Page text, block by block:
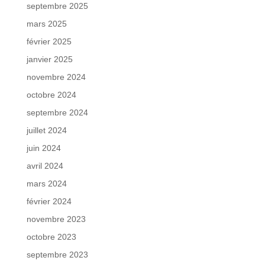
septembre 2025
mars 2025
février 2025
janvier 2025
novembre 2024
octobre 2024
septembre 2024
juillet 2024
juin 2024
avril 2024
mars 2024
février 2024
novembre 2023
octobre 2023
septembre 2023